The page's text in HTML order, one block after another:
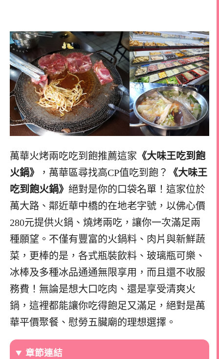
萬華火烤兩吃吃到飽推薦這家 《大味王吃到飽
火鍋》
，萬華區尋找高CP值吃到飽？
《大味王
吃到飽火鍋》 絕對是你的口袋名單！這家位於
萬大路、鄰近華中橋的在地老字號，以佛心價
280元提供火鍋、燒烤兩吃，讓你一次滿足兩
種願望。不僅有豐富的火鍋料、肉片與新鮮蔬
菜，更棒的是，各式瓶裝飲料、玻璃瓶可樂、
冰棒及多種冰品通通無限享用，而且還不收服
務費！無論是想大口吃肉、還是享受清爽火
鍋，這裡都能讓你吃得飽足又滿足，絕對是萬
華平價聚餐、慰勞五臟廟的理想選擇。
章節連結